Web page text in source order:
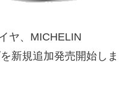
ヤ、MICHELIN
新規追加発売開始しま